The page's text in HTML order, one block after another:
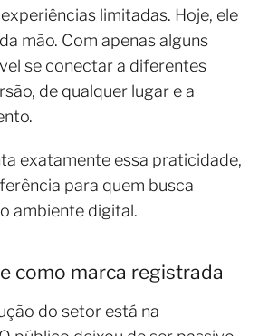
limitadas. Hoje, ele
mão. Com apenas alguns
se conectar a diferentes
de qualquer lugar e a
exatamente essa praticidade,
para quem busca
ambiente digital.
como marca registrada
do setor está na